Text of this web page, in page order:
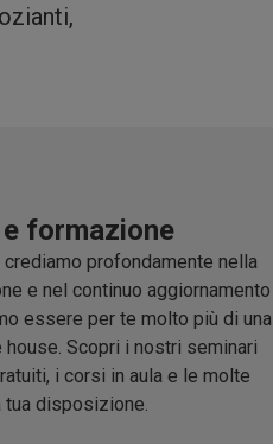
formazione
crediamo profondamente nella
e nel continuo aggiornamento
essere per te molto più di una
Scopri i nostri seminari
i corsi in aula e le molte
tua disposizione.